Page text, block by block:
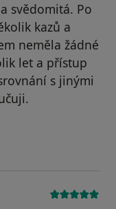
svědomitá. Po
kazů a
neměla žádné
let a přístup
s jinými
byl odstraněn